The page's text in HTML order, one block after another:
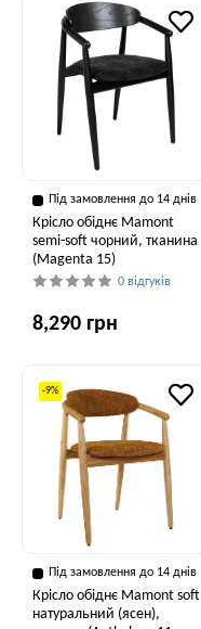
Під замовлення до 14 днів
Крісло обіднє Mamont
semi-soft чорний, тканина
(Magenta 15)
0 відгуків
8,290 грн
-9%
Під замовлення до 14 днів
Крісло обіднє Mamont soft
натуральний (ясен),